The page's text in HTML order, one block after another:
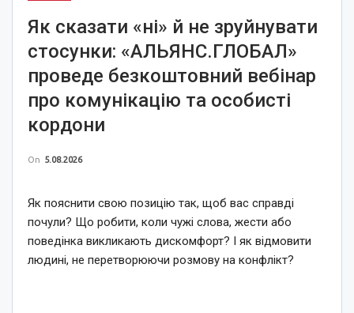
Як сказати «ні» й не зруйнувати
стосунки: «АЛЬЯНС.ГЛОБАЛ»
проведе безкоштовний вебінар
про комунікацію та особисті
кордони
On 5.08.2026
Як пояснити свою позицію так, щоб вас справді
почули? Що робити, коли чужі слова, жести або
поведінка викликають дискомфорт? І як відмовити
людині, не перетворюючи розмову на конфлікт?